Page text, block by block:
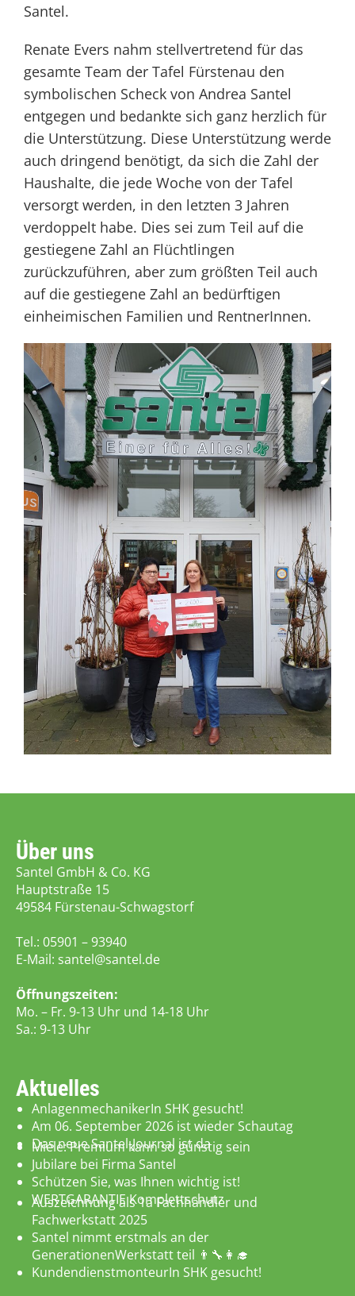
Santel.
Renate Evers nahm stellvertretend für das
gesamte Team der Tafel Fürstenau den
symbolischen Scheck von Andrea Santel
entgegen und bedankte sich ganz herzlich für
die Unterstützung. Diese Unterstützung werde
auch dringend benötigt, da sich die Zahl der
Haushalte, die jede Woche von der Tafel
versorgt werden, in den letzten 3 Jahren
verdoppelt habe. Dies sei zum Teil auf die
gestiegene Zahl an Flüchtlingen
zurückzuführen, aber zum größten Teil auch
auf die gestiegene Zahl an bedürftigen
einheimischen Familien und RentnerInnen.
Über uns
Santel GmbH & Co. KG
Hauptstraße 15
49584 Fürstenau-Schwagstorf
Tel.: 05901 – 93940
E-Mail: santel@santel.de
Öffnungszeiten:
Mo. – Fr. 9-13 Uhr und 14-18 Uhr
Sa.: 9-13 Uhr
Aktuelles
AnlagenmechanikerIn SHK gesucht!
Am 06. September 2026 ist wieder Schautag
Das neue Santel-Journal ist da
Miele: Premium kann so günstig sein
Jubilare bei Firma Santel
Schützen Sie, was Ihnen wichtig ist!
WERTGARANTIE Komplettschutz
Auszeichnung als 1a Fachhändler und
Fachwerkstatt 2025
Santel nimmt erstmals an der
GenerationenWerkstatt teil 👨‍🔧👩‍🎓
KundendienstmonteurIn SHK gesucht!